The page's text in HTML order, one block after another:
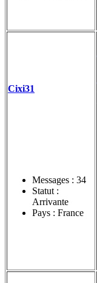
Cixi31
Messages : 34
Statut :
Arrivante
Pays : France